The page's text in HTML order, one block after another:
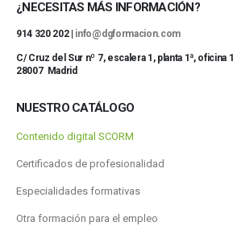
¿NECESITAS MÁS INFORMACIÓN?
914 320 202 | info@dgformacion.com
C/ Cruz del Sur nº 7, escalera 1, planta 1ª, oficina 1
28007 Madrid
NUESTRO CATÁLOGO
Contenido digital SCORM
Certificados de profesionalidad
Especialidades formativas
Otra formación para el empleo